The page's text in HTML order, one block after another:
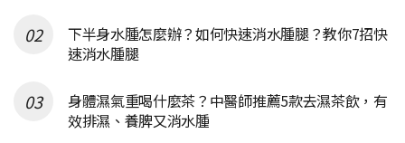
下半身水腫怎麼辦？如何快速消水腫腿？教你7招快
速消水腫腿
身體濕氣重喝什麼茶？中醫師推薦5款去濕茶飲，有
效排濕、養脾又消水腫